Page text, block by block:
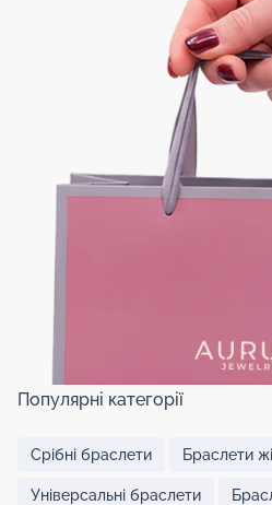
Популярні категорії
Срібні браслети Браслети
Універсальні браслети